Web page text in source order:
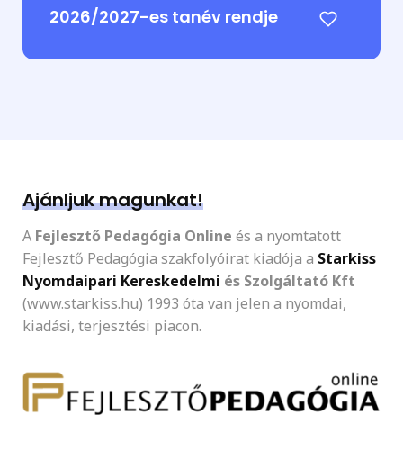
2026/2027-es tanév rendje
Ajánljuk magunkat!
A Fejlesztő Pedagógia Online és a nyomtatott
Fejlesztő Pedagógia szakfolyóirat kiadója a Starkiss
Nyomdaipari Kereskedelmi és Szolgáltató Kft
(www.starkiss.hu) 1993 óta van jelen a nyomdai,
kiadási, terjesztési piacon.